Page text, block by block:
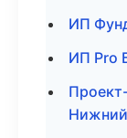
ИП
ИП Pro